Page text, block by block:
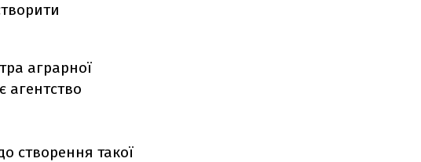
аграрної
агентство
створення такої